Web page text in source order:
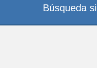
Búsqueda